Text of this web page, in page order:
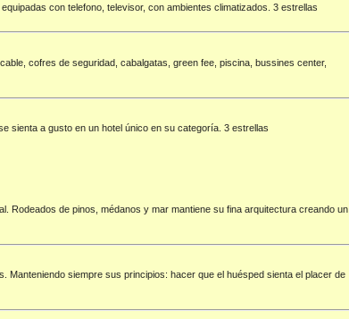
con telefono, televisor, con ambientes climatizados. 3 estrellas
cofres de seguridad, cabalgatas, green fee, piscina, bussines center,
sienta a gusto en un hotel único en su categoría. 3 estrellas
Rodeados de pinos, médanos y mar mantiene su fina arquitectura creando un
siempre sus principios: hacer que el huésped sienta el placer de